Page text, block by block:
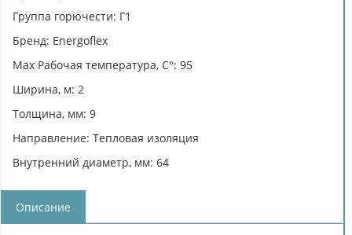
Группа горючести: Г1
Бренд: Energoflex
Max Рабочая температура, C°: 95
Ширина, м: 2
Толщина, мм: 9
Направление: Тепловая изоляция
Внутренний диаметр, мм: 64
Описание